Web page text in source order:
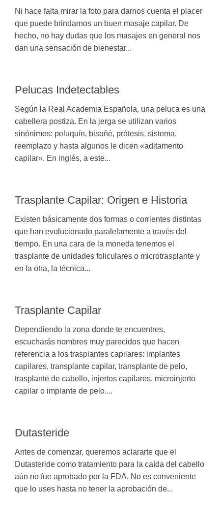
Ni hace falta mirar la foto para darnos cuenta el placer
que puede brindarnos un buen masaje capilar. De
hecho, no hay dudas que los masajes en general nos
dan una sensación de bienestar...
Pelucas Indetectables
Según la Real Academia Española, una peluca es una
cabellera postiza. En la jerga se utilizan varios
sinónimos: peluquín, bisoñé, prótesis, sistema,
reemplazo y hasta algunos le dicen «aditamento
capilar». En inglés, a este...
Trasplante Capilar: Origen e Historia
Existen básicamente dos formas o corrientes distintas
que han evolucionado paralelamente a través del
tiempo. En una cara de la moneda tenemos el
trasplante de unidades foliculares o microtrasplante y
en la otra, la técnica...
Trasplante Capilar
Dependiendo la zona donde te encuentres,
escucharás nombres muy parecidos que hacen
referencia a los trasplantes capilares: implantes
capilares, transplante capilar, transplante de pelo,
trasplante de cabello, injertos capilares, microinjerto
capilar o implante de pelo....
Dutasteride
Antes de comenzar, queremos aclararte que el
Dutasteride como tratamiento para la caída del cabello
aún no fue aprobado por la FDA. No es conveniente
que lo uses hasta no tener la aprobación de...